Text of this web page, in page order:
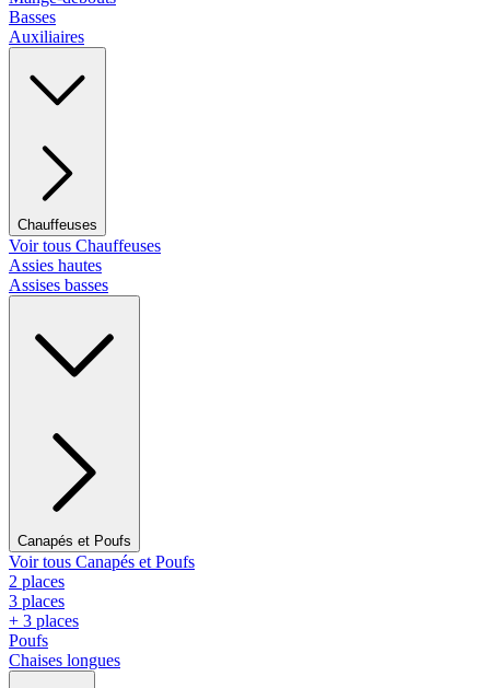
Basses
Auxiliaires
Chauffeuses
Voir tous Chauffeuses
Assies hautes
Assises basses
Canapés et Poufs
Voir tous Canapés et Poufs
2 places
3 places
+ 3 places
Poufs
Chaises longues